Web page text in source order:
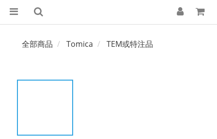
全部商品 Tomica TEM或特注品